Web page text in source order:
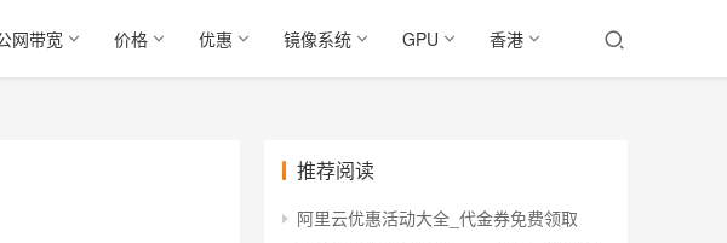
网带宽 价格 优惠 镜像系统 GPU 香港
推荐阅读
阿里云优惠活动大全_代金券免费领取